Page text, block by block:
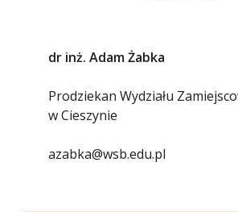
dr inż. Adam Żabka
Prodziekan Wydziału
w Cieszynie
azabka@wsb.edu.pl